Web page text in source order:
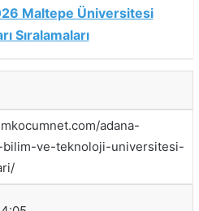
Maltepe Üniversitesi
Sıralamaları
adana-
bilim-ve-teknoloji-universitesi-